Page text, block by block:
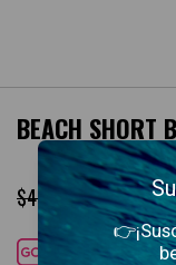
BEACH SHORT
$47.900,00
Cuotas SIN